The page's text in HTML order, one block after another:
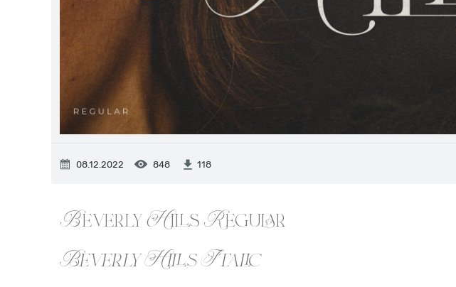
08.12.2022 848 118